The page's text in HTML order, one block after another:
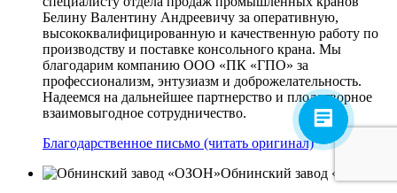
Белину Валентину Андреевичу за оперативную,
высококвалифицированную и качественную работу по
производству и поставке консольного крана. Мы
благодарим компанию ООО «ПК «ГПО» за
профессионализм, энтузиазм и доброжелательность.
Надеемся на дальнейшее партнерство и плодотворное
взаимовыгодное сотрудничество.
Благодарственное письмо (читать оригинал)
Обнинский завод «ОЗОН»